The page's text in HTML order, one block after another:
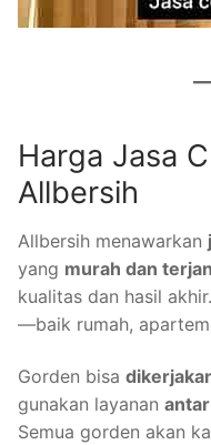
Harga Jasa
Allbersih
Allbersih menawarkan
yang murah dan
kualitas dan hasil
—baik rumah,
Gorden bisa
gunakan layanan
Semua gorden akan